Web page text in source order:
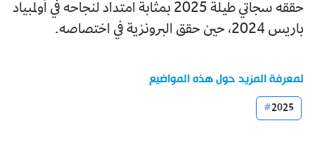
حققه سجاتي طيلة 2025 بمثابة امتداد لنجاحه في أولمبياد
باريس 2024، حين حقق البرونزية في اختصاصه.
لمعرفة المزيد حول هذه المواضيع
2025